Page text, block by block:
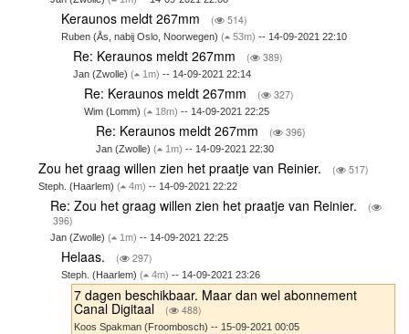
Keraunos meldt 267mm ( 514)
Ruben (Ås, nabij Oslo, Noorwegen)( 53m) -- 14-09-2021 22:10
Re: Keraunos meldt 267mm ( 389)
Jan (Zwolle) ( 1m) -- 14-09-2021 22:14
Re: Keraunos meldt 267mm ( 327)
Wim (Lomm)( 18m) -- 14-09-2021 22:25
Re: Keraunos meldt 267mm ( 396)
Jan (Zwolle) ( 1m) -- 14-09-2021 22:30
Zou het graag willen zien het praatje van Reinier. ( 517)
Steph. (Haarlem)( 4m) -- 14-09-2021 22:22
Re: Zou het graag willen zien het praatje van Reinier.
(
396)
Jan (Zwolle) ( 1m) -- 14-09-2021 22:25
Helaas. ( 297)
Steph. (Haarlem)( 4m) -- 14-09-2021 23:26
7 dagen beschikbaar. Maar dan wel abonnement
Canal Digitaal ( 488)
Koos Spakman (Froombosch) -- 15-09-2021 00:05